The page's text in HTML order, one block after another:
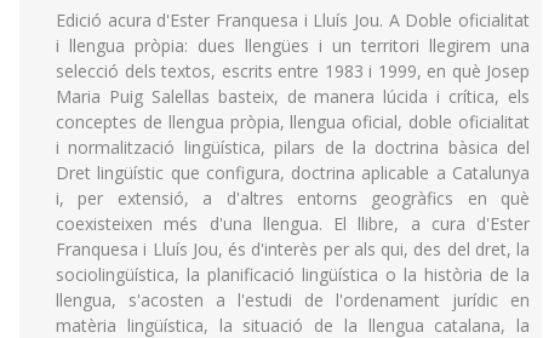
Edició acura d'Ester Franquesa i Lluís Jou. A Doble oficialitat
i llengua pròpia: dues llengües i un territori llegirem una
selecció dels textos, escrits entre 1983 i 1999, en què Josep
Maria Puig Salellas basteix, de manera lúcida i crítica, els
conceptes de llengua pròpia, llengua oficial, doble oficialitat
i normalització lingüística, pilars de la doctrina bàsica del
Dret lingüístic que configura, doctrina aplicable a Catalunya
i, per extensió, a d'altres entorns geogràfics en què
coexisteixen més d'una llengua. El llibre, a cura d'Ester
Franquesa i Lluís Jou, és d'interès per als qui, des del dret, la
sociolingüística, la planificació lingüística o la història de la
llengua, s'acosten a l'estudi de l'ordenament jurídic en
matèria lingüística, la situació de la llengua catalana, la